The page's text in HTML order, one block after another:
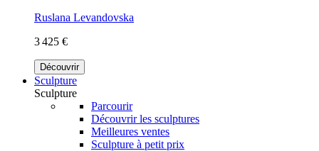
Ruslana Levandovska
3 425 €
Découvrir
Sculpture
Sculpture
Parcourir
Découvrir les sculptures
Meilleures ventes
Sculpture à petit prix